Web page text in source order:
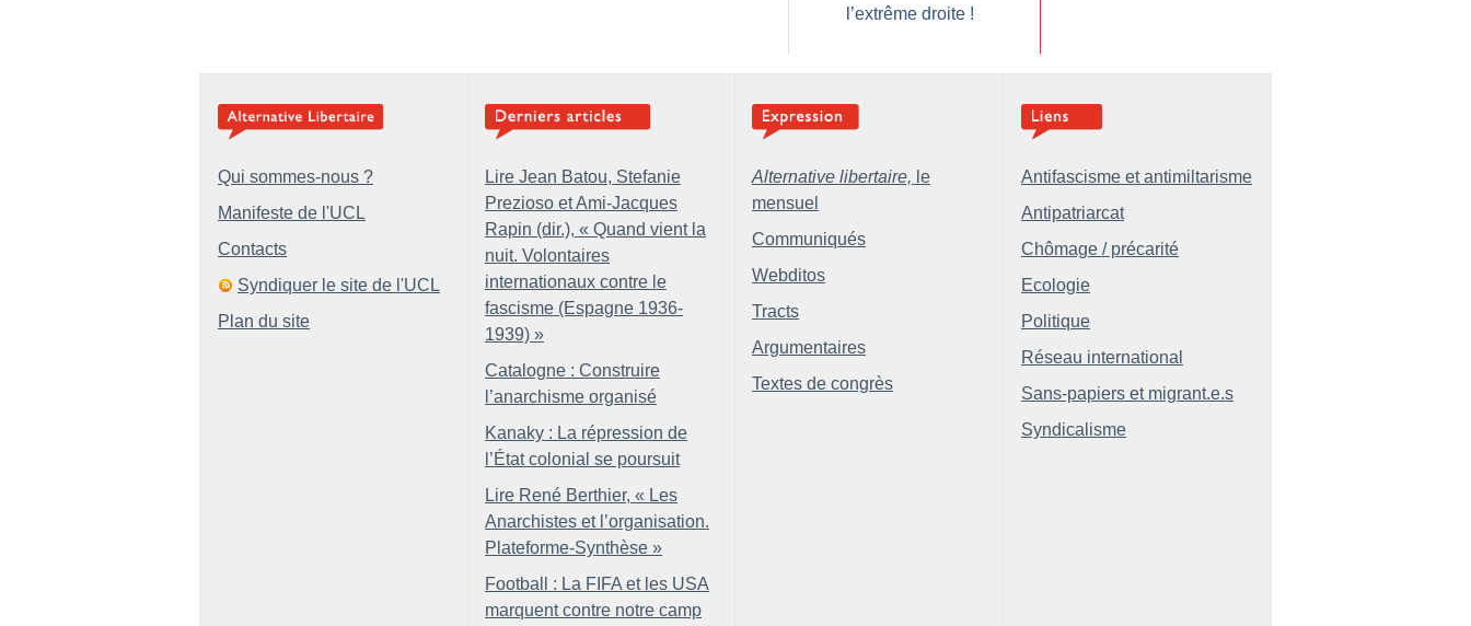
l’extrême droite !
Qui sommes-nous ?
Manifeste de l'UCL
Contacts
Syndiquer le site de l'UCL
Plan du site
Lire Jean Batou, Stefanie
Prezioso et Ami-Jacques
Rapin (dir.), « Quand vient la
nuit. Volontaires
internationaux contre le
fascisme (Espagne 1936-
1939) »
Catalogne : Construire
l’anarchisme organisé
Kanaky : La répression de
l’État colonial se poursuit
Lire René Berthier, « Les
Anarchistes et l’organisation.
Plateforme-Synthèse »
Football : La FIFA et les USA
marquent contre notre camp
Alternative libertaire, le
mensuel
Communiqués
Webditos
Tracts
Argumentaires
Textes de congrès
Antifascisme et antimiltarisme
Antipatriarcat
Chômage / précarité
Ecologie
Politique
Réseau international
Sans-papiers et migrant.e.s
Syndicalisme